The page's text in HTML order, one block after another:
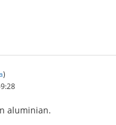
)
aluminian.